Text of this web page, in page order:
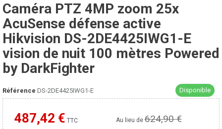
Caméra PTZ 4MP zoom 25x
AcuSense défense active
Hikvision DS-2DE4425IWG1-E
vision de nuit 100 mètres Powered
by DarkFighter
Référence DS-2DE4425IWG1-E Disponible
487,42 € TTC
Moins cher ailleurs ? Au lieu de624,90 €